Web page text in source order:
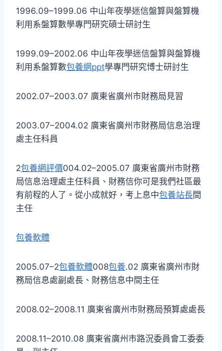
1996.09–1999.06 中山年夜學迷信盤算與盤算機
利用系盤算數學專門研究碩士研討生
1999.09–2002.06 中山年夜學迷信盤算與盤算機
利用系盤算數包養網ppt學專門研究博士研討生
2002.07–2003.07 廣東省廣州市財務局見習
2003.07–2004.02 廣東省廣州市財務局信息治理
處主任科員
2包養網評價004.02–2005.07 廣東省廣州市財務
局信息治理處主任科員、財務信你可是我們社區最
有前程的人了。從小成就好，考上息中包養站長間
主任
包養軟體
2005.07–2包養軟體008包養.02 廣東省廣州市財
務局信息處副處長、財務信息中間主任
2008.02–2008.11 廣東省廣州市財務局預算處處長
2008.11–2010.08 廣東省廣州市路況委員會工委委